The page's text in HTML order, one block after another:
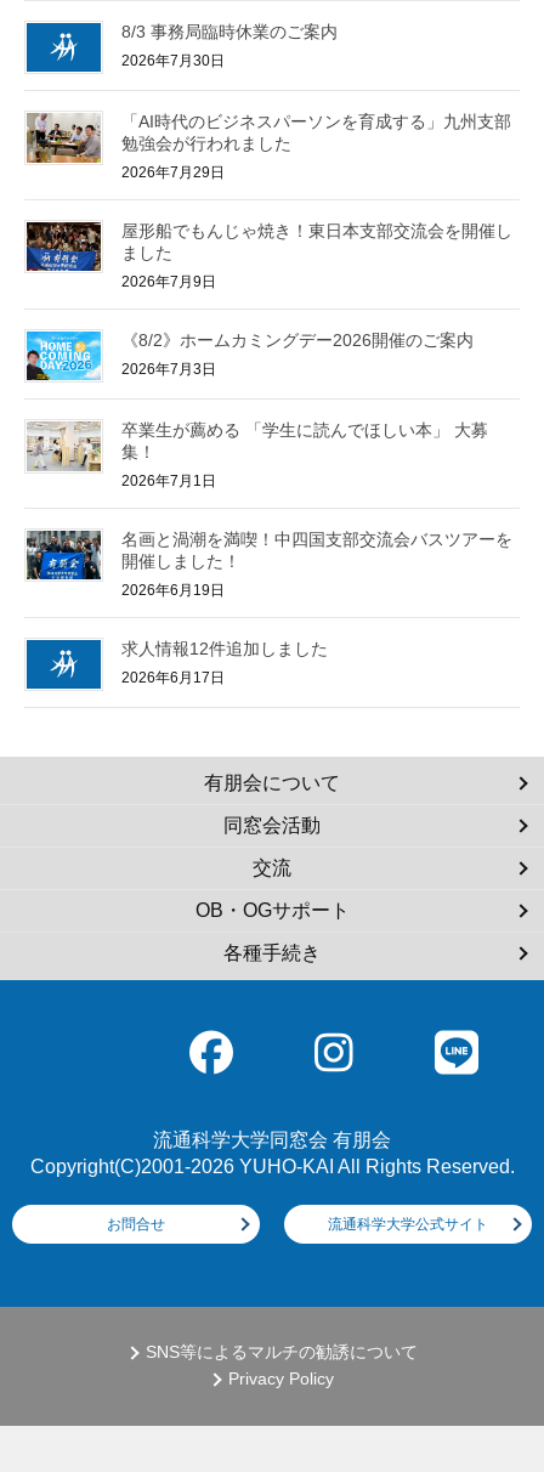
8/3 事務局臨時休業のご案内
2026年7月30日
「AI時代のビジネスパーソンを育成する」九州支部
勉強会が行われました
2026年7月29日
屋形船でもんじゃ焼き！東日本支部交流会を開催し
ました
2026年7月9日
《8/2》ホームカミングデー2026開催のご案内
2026年7月3日
卒業生が薦める 「学生に読んでほしい本」 大募
集！
2026年7月1日
名画と渦潮を満喫！中四国支部交流会バスツアーを
開催しました！
2026年6月19日
求人情報12件追加しました
2026年6月17日
有朋会について
同窓会活動
交流
OB・OGサポート
各種手続き
流通科学大学同窓会 有朋会
Copyright(C)2001-2026 YUHO-KAI All Rights Reserved.
お問合せ 流通科学大学公式サイト
SNS等によるマルチの勧誘について
Privacy Policy